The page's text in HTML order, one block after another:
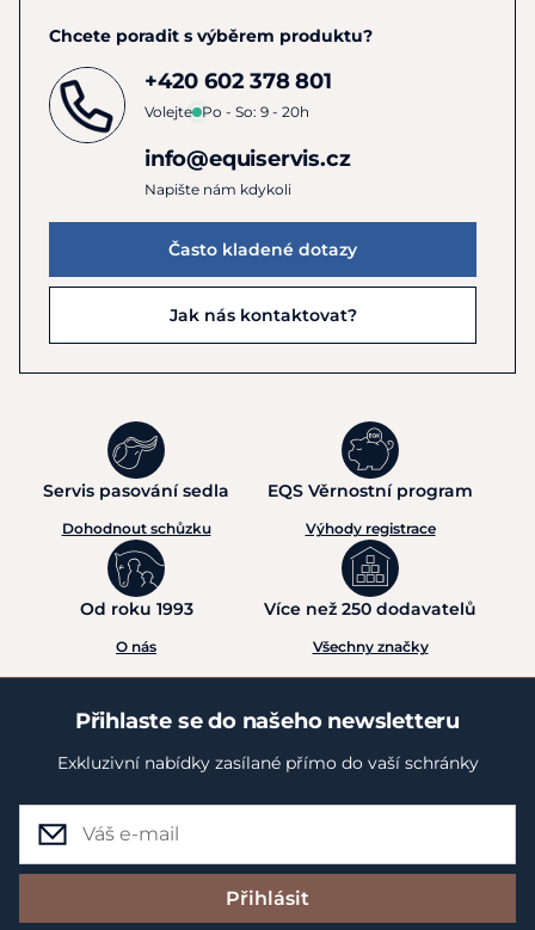
Chcete poradit s výběrem produktu?
+420 602 378 801
Volejte Po - So: 9 - 20h
info@equiservis.cz
Napište nám kdykoli
Často kladené dotazy
Jak nás kontaktovat?
Servis pasování sedla
Dohodnout schůzku
EQS Věrnostní program
Výhody registrace
Od roku 1993
O nás
Více než 250 dodavatelů
Všechny značky
Přihlaste se do našeho newsletteru
Exkluzivní nabídky zasílané přímo do vaší schránky
Přihlásit